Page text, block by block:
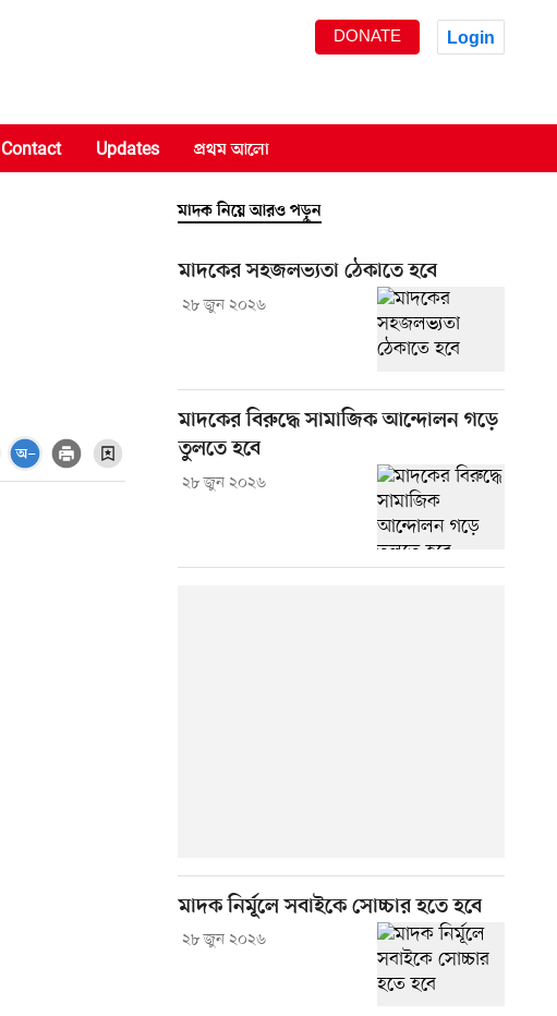
DONATE Login
Contact Updates প্রথম আলো
মাদক নিয়ে আরও পড়ুন
মাদকের সহজলভ্যতা ঠেকাতে হবে
২৮ জুন ২০২৬
মাদকের বিরুদ্ধে সামাজিক আন্দোলন গড়ে
তুলতে হবে
২৮ জুন ২০২৬
মাদক নির্মূলে সবাইকে সোচ্চার হতে হবে
২৮ জুন ২০২৬